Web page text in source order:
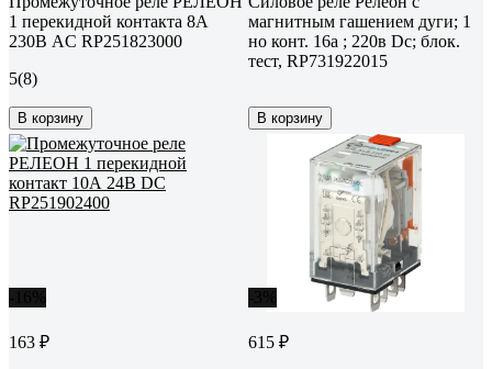
1 перекидной контакта 8А
230В AC RP251823000
5(8)
В корзину
магнитным гашением дуги; 1
но конт. 16а ; 220в Dc; блок.
тест, RP731922015
В корзину
163 ₽ 615 ₽